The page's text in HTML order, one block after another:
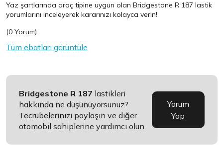
Yaz şartlarında araç tipine uygun olanBridgestone R 187 lastik
yorumlarını inceleyerek kararınızı kolayca verin!
(0 Yorum)
Tüm ebatları görüntüle
Bridgestone R 187 lastikleri
hakkında ne düşünüyorsunuz?
Tecrübelerinizi paylaşın ve diğer
otomobil sahiplerine yardımcı olun.
Yorum
Yap